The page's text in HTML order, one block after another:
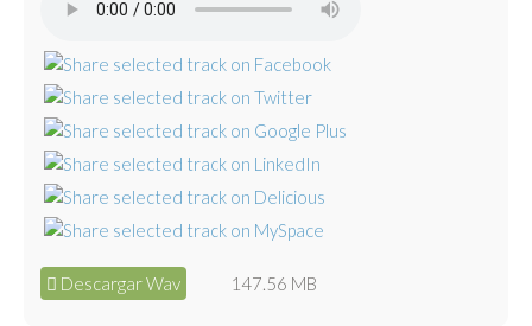
Descargar Wav 147.56 MB